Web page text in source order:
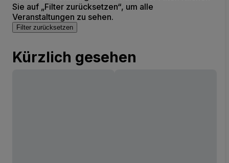
Sie auf „Filter zurücksetzen“, um alle
Veranstaltungen zu sehen.
Filter zurücksetzen
Kürzlich gesehen